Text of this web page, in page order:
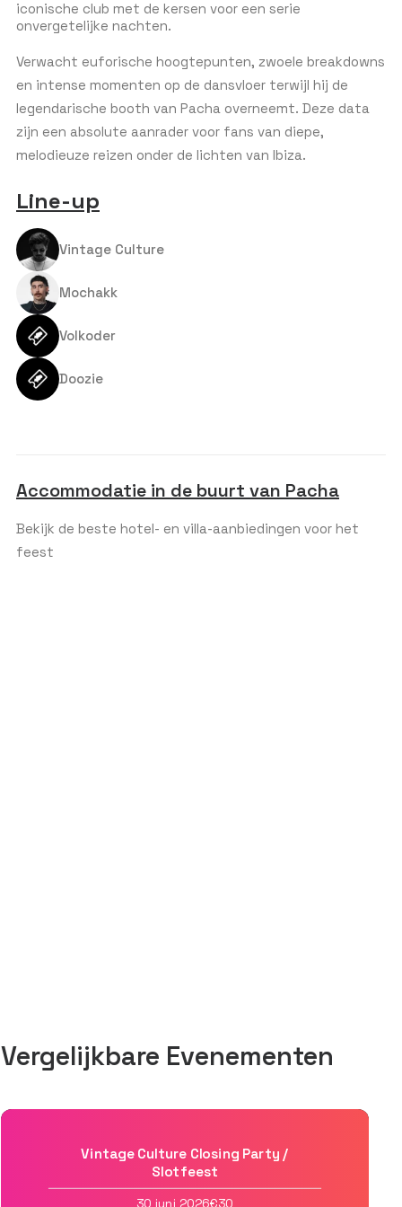
iconische club met de kersen voor een serie
onvergetelijke nachten.
Verwacht euforische hoogtepunten, zwoele breakdowns
en intense momenten op de dansvloer terwijl hij de
legendarische booth van Pacha overneemt. Deze data
zijn een absolute aanrader voor fans van diepe,
melodieuze reizen onder de lichten van Ibiza.
Line-up
Vintage Culture
Mochakk
Volkoder
Doozie
Accommodatie in de buurt van Pacha
Bekijk de beste hotel- en villa-aanbiedingen voor het
feest
Vergelijkbare Evenementen
Vintage Culture Closing Party /
Slotfeest
30 juni 2026€30